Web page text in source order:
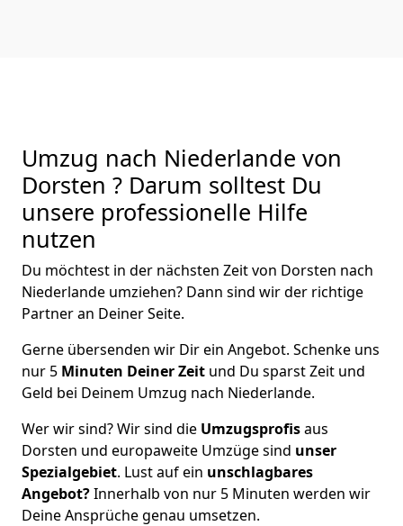
Umzug nach Niederlande von
Dorsten ? Darum solltest Du
unsere professionelle Hilfe
nutzen
Du möchtest in der nächsten Zeit von Dorsten nach
Niederlande umziehen? Dann sind wir der richtige
Partner an Deiner Seite.
Gerne übersenden wir Dir ein Angebot. Schenke uns
nur 5 Minuten Deiner Zeit und Du sparst Zeit und
Geld bei Deinem Umzug nach Niederlande.
Wer wir sind? Wir sind die Umzugsprofisaus
Dorsten und europaweite Umzüge sind unser
Spezialgebiet. Lust auf ein unschlagbares
Angebot?Innerhalb von nur 5 Minuten werden wir
Deine Ansprüche genau umsetzen.